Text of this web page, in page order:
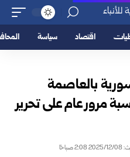
اقتصاد سياسة
بالعاصمة
مرور عام على تحرير
صباحًا